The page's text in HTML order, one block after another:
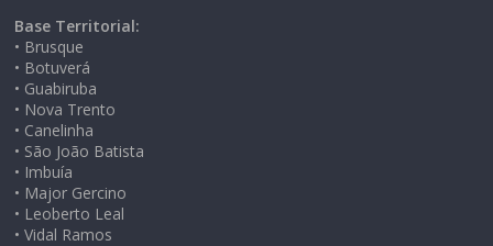
Base Territorial:
• Brusque
• Botuverá
• Guabiruba
• Nova Trento
• Canelinha
• São João Batista
• Imbuía
• Major Gercino
• Leoberto Leal
• Vidal Ramos